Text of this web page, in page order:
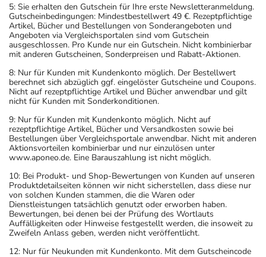
5: Sie erhalten den Gutschein für Ihre erste Newsletteranmeldung.
Gutscheinbedingungen: Mindestbestellwert 49 €. Rezeptpflichtige
Artikel, Bücher und Bestellungen von Sonderangeboten und
Angeboten via Vergleichsportalen sind vom Gutschein
ausgeschlossen. Pro Kunde nur ein Gutschein. Nicht kombinierbar
mit anderen Gutscheinen, Sonderpreisen und Rabatt-Aktionen.
8: Nur für Kunden mit Kundenkonto möglich. Der Bestellwert
berechnet sich abzüglich ggf. eingelöster Gutscheine und Coupons.
Nicht auf rezeptpflichtige Artikel und Bücher anwendbar und gilt
nicht für Kunden mit Sonderkonditionen.
9: Nur für Kunden mit Kundenkonto möglich. Nicht auf
rezeptpflichtige Artikel, Bücher und Versandkosten sowie bei
Bestellungen über Vergleichsportale anwendbar. Nicht mit anderen
Aktionsvorteilen kombinierbar und nur einzulösen unter
www.aponeo.de. Eine Barauszahlung ist nicht möglich.
10: Bei Produkt- und Shop-Bewertungen von Kunden auf unseren
Produktdetailseiten können wir nicht sicherstellen, dass diese nur
von solchen Kunden stammen, die die Waren oder
Dienstleistungen tatsächlich genutzt oder erworben haben.
Bewertungen, bei denen bei der Prüfung des Wortlauts
Auffälligkeiten oder Hinweise festgestellt werden, die insoweit zu
Zweifeln Anlass geben, werden nicht veröffentlicht.
12: Nur für Neukunden mit Kundenkonto. Mit dem Gutscheincode